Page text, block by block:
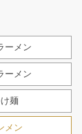
ーメン
ーメン
麺
メン